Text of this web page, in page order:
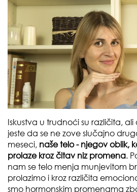
Iskustva u trudnoći su različita, ali
jeste da se ne zove slučajno
meseci, naše telo - njegov oblik,
prolaze kroz čitav niz promena.
nam se telo menja munjevitom
prolazimo i kroz različita
smo hormonskim promenama